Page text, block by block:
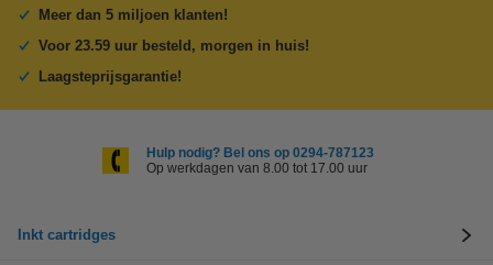
Meer dan 5 miljoen klanten!
Voor 23.59 uur besteld, morgen in huis!
Laagsteprijsgarantie!
Hulp nodig? Bel ons op 0294-787123
Op werkdagen van 8.00 tot 17.00 uur
Inkt cartridges